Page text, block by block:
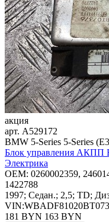
акция
арт. A529172
BMW 5-Series 5-Series
Блок управления АКПП
Электрика
OEM: 0260002359,
1422788
1997; Седан.; 2,5; TD;
181 BYN 163 BYN